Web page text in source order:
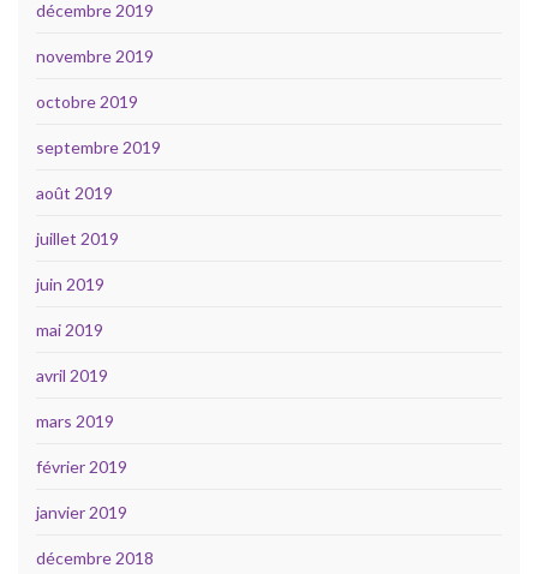
décembre 2019
novembre 2019
octobre 2019
septembre 2019
août 2019
juillet 2019
juin 2019
mai 2019
avril 2019
mars 2019
février 2019
janvier 2019
décembre 2018